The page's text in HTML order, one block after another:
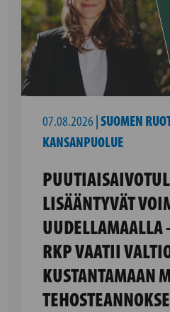
07.08.2026 |SUOMEN
KANSANPUOLUE
LISÄÄNTYVÄT
RKP VAATII
KUSTANTAMAAN